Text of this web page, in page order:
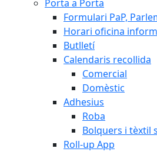
Porta a Porta
Formulari PaP,
Horari oficina
Butlletí
Calendaris recollida
Comercial
Domèstic
Adhesius
Roba
Bolquers i tèxtil
Roll-up App